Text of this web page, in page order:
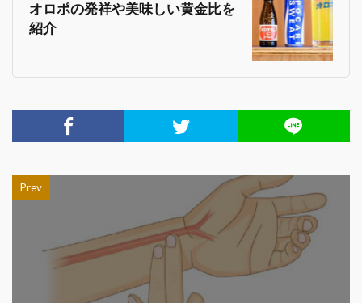
オロポの発祥や美味しい黄金比を
紹介
Prev